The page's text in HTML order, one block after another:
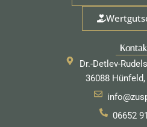
Dr.-Detlev-
36088
06652